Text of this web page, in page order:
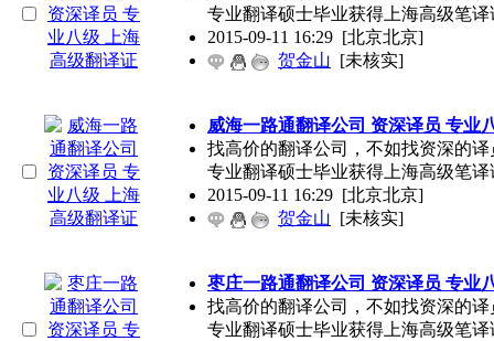
专业翻译硕士毕业获得上海高级笔译
2015-09-11 16:29 [北京北京]
贺金山 [未核实]
威海一路通翻译公司 资深译员 专业
找高价的翻译公司，不如找资深的
专业翻译硕士毕业获得上海高级笔译
2015-09-11 16:29 [北京北京]
贺金山 [未核实]
枣庄一路通翻译公司 资深译员 专业
找高价的翻译公司，不如找资深的
专业翻译硕士毕业获得上海高级笔译